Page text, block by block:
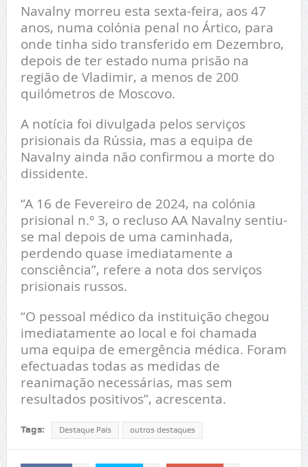
Navalny morreu esta sexta-feira, aos 47
anos, numa colónia penal no Ártico, para
onde tinha sido transferido em Dezembro,
depois de ter estado numa prisão na
região de Vladimir, a menos de 200
quilómetros de Moscovo.
A notícia foi divulgada pelos serviços
prisionais da Rússia, mas a equipa de
Navalny ainda não confirmou a morte do
dissidente.
“A 16 de Fevereiro de 2024, na colónia
prisional n.º 3, o recluso AA Navalny sentiu-
se mal depois de uma caminhada,
perdendo quase imediatamente a
consciência”, refere a nota dos serviços
prisionais russos.
“O pessoal médico da instituição chegou
imediatamente ao local e foi chamada
uma equipa de emergência médica. Foram
efectuadas todas as medidas de
reanimação necessárias, mas sem
resultados positivos”, acrescenta.
Tags: Destaque País outros destaques